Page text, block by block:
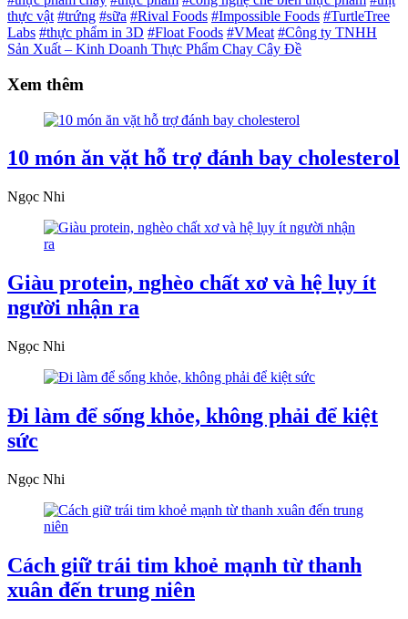
thực vật #trứng #sữa #Rival Foods #Impossible Foods #TurtleTree
Labs #thực phẩm in 3D #Float Foods #VMeat #Công ty TNHH
Sản Xuất – Kinh Doanh Thực Phẩm Chay Cây Đề
Xem thêm
10 món ăn vặt hỗ trợ đánh bay cholesterol
Ngọc Nhi
Giàu protein, nghèo chất xơ và hệ lụy ít
người nhận ra
Ngọc Nhi
Đi làm để sống khỏe, không phải để kiệt
sức
Ngọc Nhi
Cách giữ trái tim khoẻ mạnh từ thanh
xuân đến trung niên